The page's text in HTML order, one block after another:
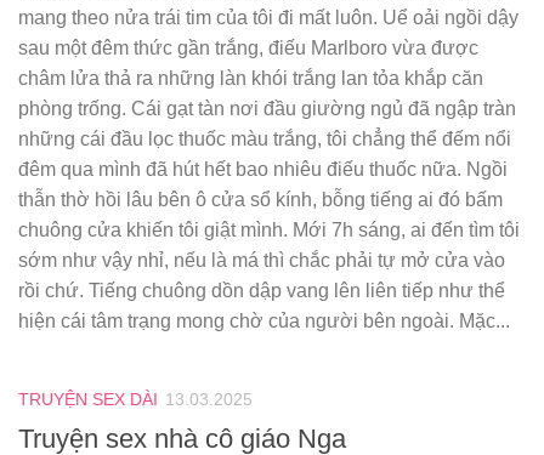
mang theo nửa trái tim của tôi đi mất luôn. Uể oải ngồi dậy
sau một đêm thức gần trắng, điếu Marlboro vừa được
châm lửa thả ra những làn khói trắng lan tỏa khắp căn
phòng trống. Cái gạt tàn nơi đầu giường ngủ đã ngập tràn
những cái đầu lọc thuốc màu trắng, tôi chẳng thể đếm nổi
đêm qua mình đã hút hết bao nhiêu điếu thuốc nữa. Ngồi
thẫn thờ hồi lâu bên ô cửa sổ kính, bỗng tiếng ai đó bấm
chuông cửa khiến tôi giật mình. Mới 7h sáng, ai đến tìm tôi
sớm như vậy nhỉ, nếu là má thì chắc phải tự mở cửa vào
rồi chứ. Tiếng chuông dồn dập vang lên liên tiếp như thể
hiện cái tâm trạng mong chờ của người bên ngoài. Mặc...
TRUYỆN SEX DÀI 13.03.2025
Truyện sex nhà cô giáo Nga